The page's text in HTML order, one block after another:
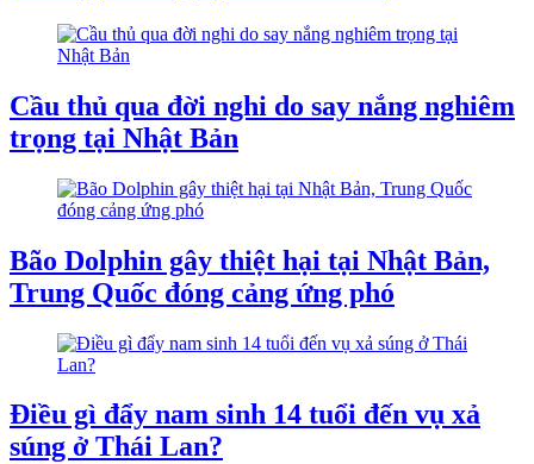
Cầu thủ qua đời nghi do say nắng nghiêm
trọng tại Nhật Bản
Bão Dolphin gây thiệt hại tại Nhật Bản,
Trung Quốc đóng cảng ứng phó
Điều gì đẩy nam sinh 14 tuổi đến vụ xả
súng ở Thái Lan?